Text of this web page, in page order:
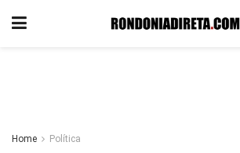
Home Política